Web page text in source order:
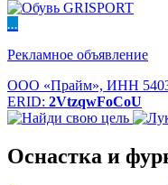
...
Рекламное объявление
ООО «Прайм», ИНН
ERID: 2VtzqwFoCoU
Оснастка и